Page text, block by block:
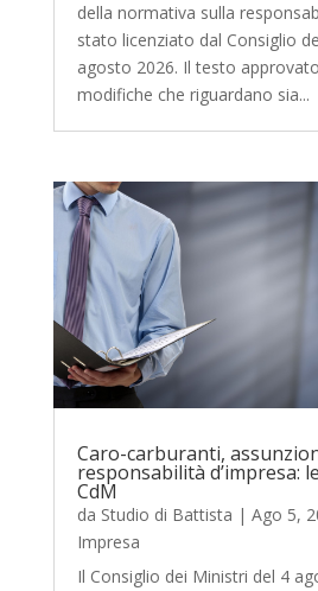
della normativa sulla
stato licenziato dal Consiglio
agosto 2026. Il testo
modifiche che riguardano sia...
Caro-carburanti,
responsabilità d’impresa:
CdM
da Studio di Battista | Ago 5,
Impresa
Il Consiglio dei Ministri del 4